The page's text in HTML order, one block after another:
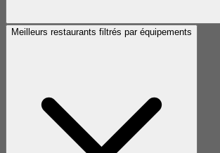
Meilleurs restaurants filtrés par équipements